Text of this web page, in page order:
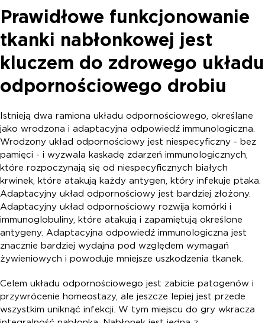
Prawidłowe funkcjonowanie
tkanki nabłonkowej jest
kluczem do zdrowego układu
odpornościowego drobiu
Istnieją dwa ramiona układu odpornościowego, określane
jako wrodzona i adaptacyjna odpowiedź immunologiczna.
Wrodzony układ odpornościowy jest niespecyficzny - bez
pamięci - i wyzwala kaskadę zdarzeń immunologicznych,
które rozpoczynają się od niespecyficznych białych
krwinek, które atakują każdy antygen, który infekuje ptaka.
Adaptacyjny układ odpornościowy jest bardziej złożony.
Adaptacyjny układ odpornościowy rozwija komórki i
immunoglobuliny, które atakują i zapamiętują określone
antygeny. Adaptacyjna odpowiedź immunologiczna jest
znacznie bardziej wydajna pod względem wymagań
żywieniowych i powoduje mniejsze uszkodzenia tkanek.
Celem układu odpornościowego jest zabicie patogenów i
przywrócenie homeostazy, ale jeszcze lepiej jest przede
wszystkim uniknąć infekcji. W tym miejscu do gry wkracza